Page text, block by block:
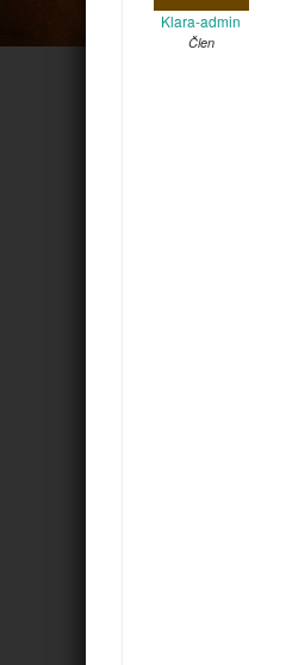
Klara-admin
Člen